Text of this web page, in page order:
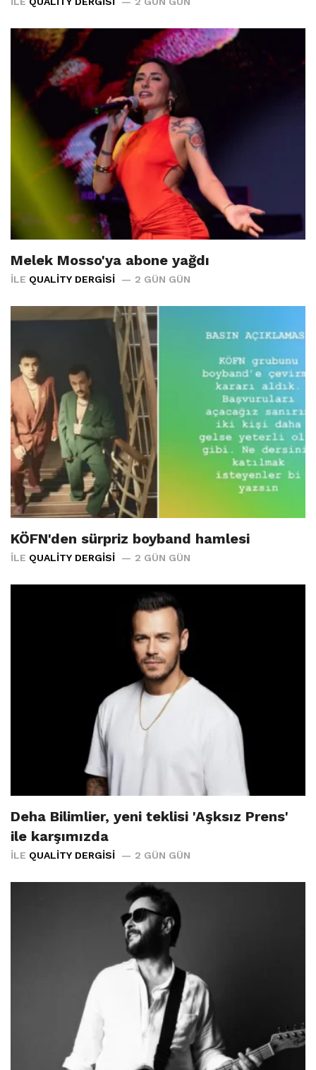
Melek Mosso'ya abone yağdı
İLE QUALITY DERGISI 2 GÜN GÜN
KÖFN'den sürpriz boyband hamlesi
İLE QUALITY DERGISI 2 GÜN GÜN
Deha Bilimlier, yeni teklisi 'Aşksız Prens'
ile karşımızda
İLE QUALITY DERGISI 2 GÜN GÜN